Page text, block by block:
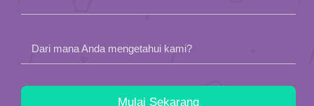
Dari mana Anda mengetahui kami?